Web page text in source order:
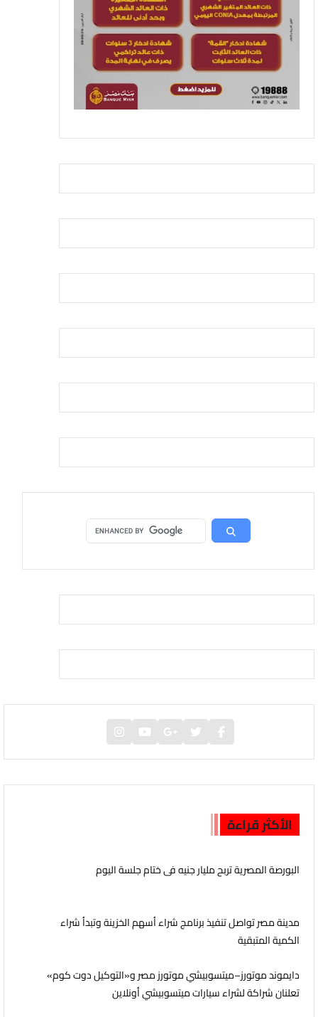
الأكثر قراءة
البورصة المصرية تربح مليار جنيه فى ختام جلسة اليوم
مدينة مصر تواصل تنفيذ برنامج شراء أسهم الخزينة وتبدأ شراء
الكمية المتبقية
دايموند موتورز–ميتسوبيشي موتورز مصر و«التوكيل دوت كوم»
تعلنان شراكة لشراء سيارات ميتسوبيشي أونلاين